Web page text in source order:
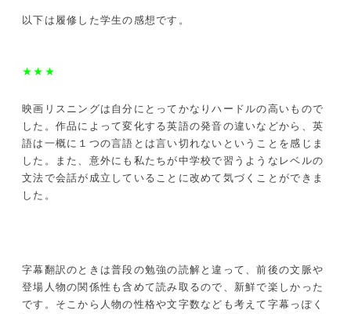
以下は履修した学生の感想です。
★★★
映画リスニングは自分にとってかなりハードルの高いもので
した。作品によって変化する英語の発音の違いなどから、英
語は一概に１つの言語とは言い切れないということを感じま
した。また、意外にも私たちが中学校で習うようなレベルの
文法で会話が成立していることに改めて気づくことができま
した。
字幕翻訳のときは普段の勉強の読解と違って、前後の文脈や
登場人物の関係性も含めて読み取るので、新鮮で楽しかった
です。そこから人物の性格や文字数なども考えて字幕っぽく